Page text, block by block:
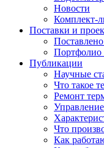
Новости
Комплект-
Поставки и
Портфолио
Публикации
Научные
Что такое
Ремонт
Что
Как